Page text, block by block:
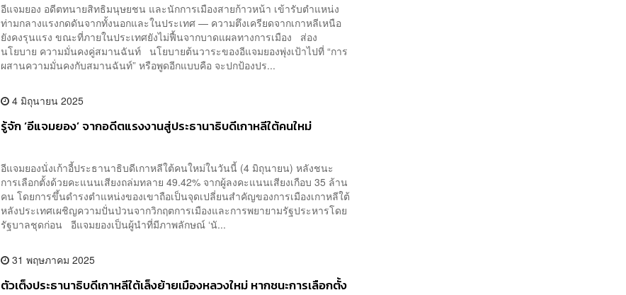
อีแจมยอง อดีตทนายสิทธิมนุษยชน และนักการเมืองสายก้าวหน้า เข้ารับตำแหน่ง
ท่ามกลางแรงกดดันจากทั้งนอกและในประเทศ — ความตึงเครียดจากเกาหลีเหนือ
ยังคงรุนแรง ขณะที่ภายในประเทศยังไม่ฟื้นจากบาดแผลทางการเมือง ส่อง
นโยบาย ความมั่นคงคู่สมานฉันท์ นโยบายต้นวาระของอีแจมยองพุ่งเป้าไปที่ “การ
ผสานความมั่นคงกับสมานฉันท์” หรือพูดอีกแบบคือ จะปกป้องปร...
4 มิถุนายน 2025
รู้จัก ‘อีแจมยอง’ จากอดีตแรงงานสู่ประธานาธิบดีเกาหลีใต้คนใหม่
อีแจมยองนั่งเก้าอี้ประธานาธิบดีเกาหลีใต้คนใหม่ในวันนี้ (4 มิถุนายน) หลังชนะ
การเลือกตั้งด้วยคะแนนเสียงถล่มทลาย 49.42% จากผู้ลงคะแนนเสียงเกือบ 35 ล้าน
คน โดยการขึ้นดำรงตำแหน่งของเขาถือเป็นจุดเปลี่ยนสำคัญของการเมืองเกาหลีใต้
หลังประเทศเผชิญความปั่นป่วนจากวิกฤตการเมืองและการพยายามรัฐประหารโดย
รัฐบาลชุดก่อน อีแจมยองเป็นผู้นำที่มีภาพลักษณ์ ‘นั...
31 พฤษภาคม 2025
ตัวเต็งประธานาธิบดีเกาหลีใต้เล็งย้ายเมืองหลวงใหม่ หากชนะการเลือกตั้ง